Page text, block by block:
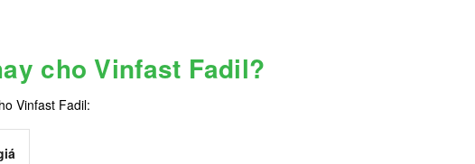
cho Vinfast Fadil?
Vinfast Fadil: